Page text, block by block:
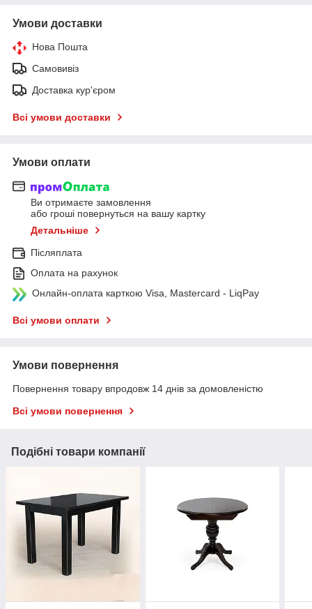
Умови доставки
Нова Пошта
Самовивіз
Доставка кур'єром
Всі умови доставки
Умови оплати
Ви отримаєте замовлення
або гроші повернуться на вашу картку
Детальніше
Післяплата
Оплата на рахунок
Онлайн-оплата карткою Visa, Mastercard - LiqPay
Всі умови оплати
Умови повернення
Повернення товару впродовж 14 днів за домовленістю
Всі умови повернення
Подібні товари компанії